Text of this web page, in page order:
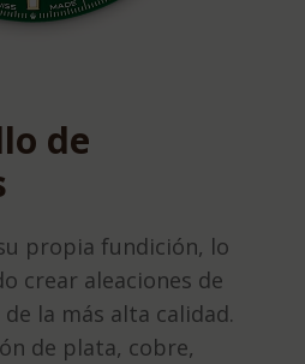
de
propia fundición, lo
crear aleaciones de
la más alta calidad.
de plata, cobre,